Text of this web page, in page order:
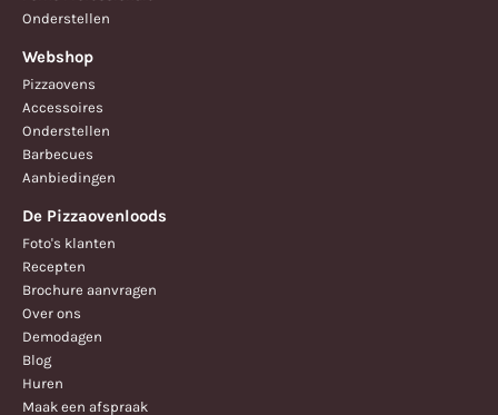
Onderstellen
Webshop
Pizzaovens
Accessoires
Onderstellen
Barbecues
Aanbiedingen
De Pizzaovenloods
Foto's klanten
Recepten
Brochure aanvragen
Over ons
Demodagen
Blog
Huren
Maak een afspraak